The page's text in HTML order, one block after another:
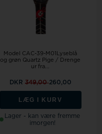
Model CAC-39-M01Lyseblå
og grøn Quartz Pige / Drenge
ur fra...
DKR 349,00260,00
LÆG I KURV
Lager - kan være fremme
imorgen!